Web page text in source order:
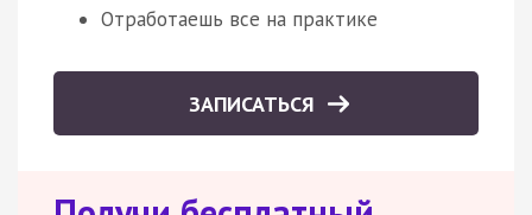
Отработаешь все на практике
ЗАПИСАТЬСЯ